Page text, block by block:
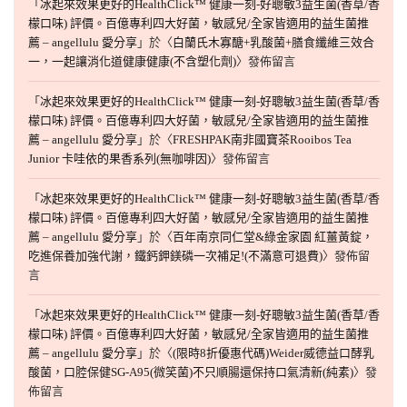
「 冰起來效果更好的HealthClick™ 健康一刻-好聰敏3益生菌(香草/香
檬口味) 評價。百億專利四大好菌，敏感兒/全家皆適用的益生菌推
薦 – angellulu 愛分享 」於〈白蘭氏木寡醣+乳酸菌+膳食纖維三效合
一，一起讓消化道健康健康(不含塑化劑)〉發佈留言
「 冰起來效果更好的HealthClick™ 健康一刻-好聰敏3益生菌(香草/香
檬口味) 評價。百億專利四大好菌，敏感兒/全家皆適用的益生菌推
薦 – angellulu 愛分享 」於〈FRESHPAK南非國寶茶Rooibos Tea
Junior 卡哇依的果香系列(無咖啡因)〉發佈留言
「 冰起來效果更好的HealthClick™ 健康一刻-好聰敏3益生菌(香草/香
檬口味) 評價。百億專利四大好菌，敏感兒/全家皆適用的益生菌推
薦 – angellulu 愛分享 」於〈百年南京同仁堂&綠金家園 紅薑黃錠，
吃進保養加強代謝，鐵鈣鉀鎂磷一次補足!(不滿意可退費)〉發佈留
言
「 冰起來效果更好的HealthClick™ 健康一刻-好聰敏3益生菌(香草/香
檬口味) 評價。百億專利四大好菌，敏感兒/全家皆適用的益生菌推
薦 – angellulu 愛分享 」於〈(限時8折優惠代碼)Weider威德益口酵乳
酸菌，口腔保健SG-A95(微笑菌)不只順腸還保持口氣清新(純素)〉發
佈留言